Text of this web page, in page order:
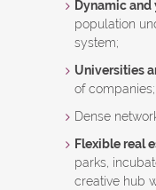
Dynamic
population
system;
Universities
of companies;
Dense
Flexible real
parks,
creative hub